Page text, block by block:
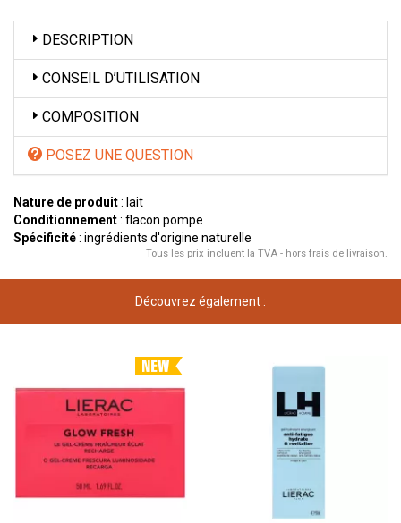
DESCRIPTION
CONSEIL D’UTILISATION
COMPOSITION
POSEZ UNE QUESTION
Nature de produit: lait
Conditionnement: flacon pompe
Spécificité: ingrédients d'origine naturelle
Tous les prix incluent la TVA - hors frais de livraison.
Découvrez également :